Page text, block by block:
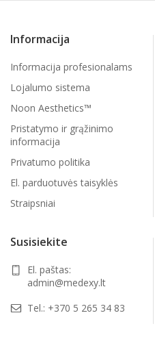
Informacija
Informacija profesionalams
Lojalumo sistema
Noon Aesthetics™
Pristatymo ir grąžinimo
informacija
Privatumo politika
El. parduotuvės taisyklės
Straipsniai
Susisiekite
El. paštas:
admin@medexy.lt
Tel.: +370 5 265 34 83